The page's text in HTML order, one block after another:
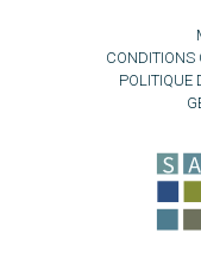
CONDITIONS
POLITIQUE